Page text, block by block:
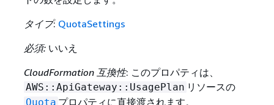
タイプ: QuotaSettings
必須:いいえ
CloudFormation 互換性: このプロパティは、
AWS::ApiGateway::UsagePlan リソースの
Quota プロパティに直接渡されます。